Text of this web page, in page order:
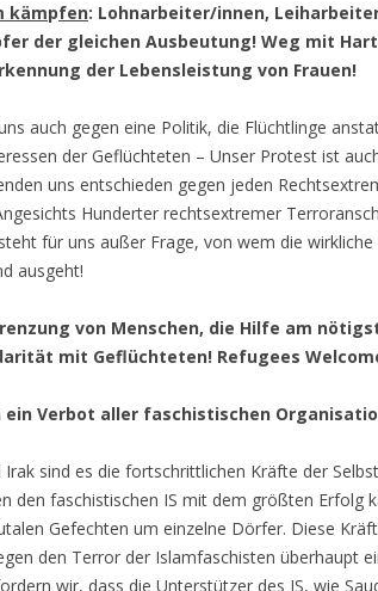
kämpfen: Lohnarbeiter/innen,
der gleichen Ausbeutung! Weg mit
der Lebensleistung von Frauen!
auch gegen eine Politik, die Flüchtlinge
der Geflüchteten – Unser Protest ist
uns entschieden gegen jeden
Hunderter rechtsextremer
für uns außer Frage, von wem die
ausgeht!
von Menschen, die Hilfe am
mit Geflüchteten! Refugees
Verbot aller faschistischen
Irak sind es die fortschrittlichen Kräfte der
den faschistischen IS mit dem größten Erfolg
Gefechten um einzelne Dörfer. Diese
den Terror der Islamfaschisten überhaupt
wir, dass die Unterstützer des IS, wie